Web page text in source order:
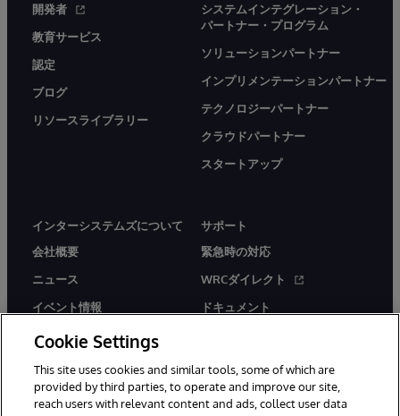
開発者
教育サービス
認定
ブログ
リソースライブラリー
システムインテグレーション・
パートナー・プログラム
ソリューションパートナー
インプリメンテーションパートナー
テクノロジーパートナー
クラウドパートナー
スタートアップ
インターシステムズについて
会社概要
ニュース
イベント情報
採用情報
サポート
緊急時の対応
WRCダイレクト
ドキュメント
Cookie Settings
This site uses cookies and similar tools, some of which are
provided by third parties, to operate and improve our site,
reach users with relevant content and ads, collect user data